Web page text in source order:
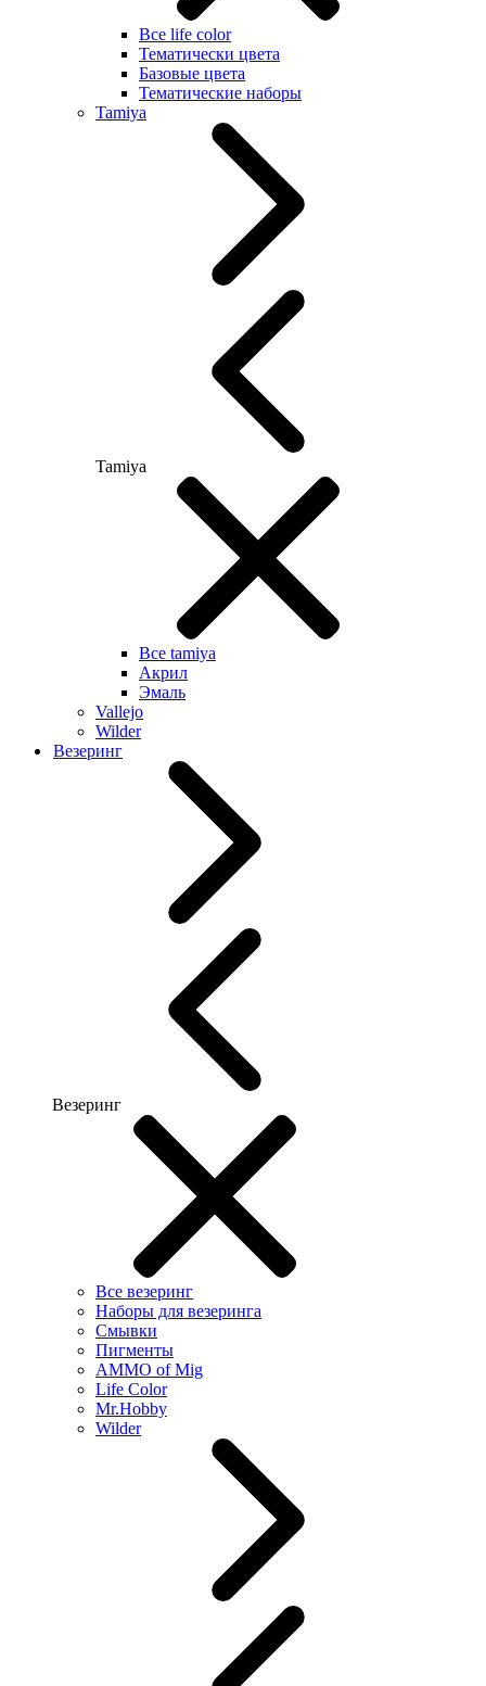
Все life color
Тематически цвета
Базовые цвета
Тематические наборы
Tamiya
Tamiya
Все tamiya
Акрил
Эмаль
Vallejo
Wilder
Везеринг
Везеринг
Все везеринг
Наборы для везеринга
Смывки
Пигменты
AMMO of Mig
Life Color
Mr.Hobby
Wilder